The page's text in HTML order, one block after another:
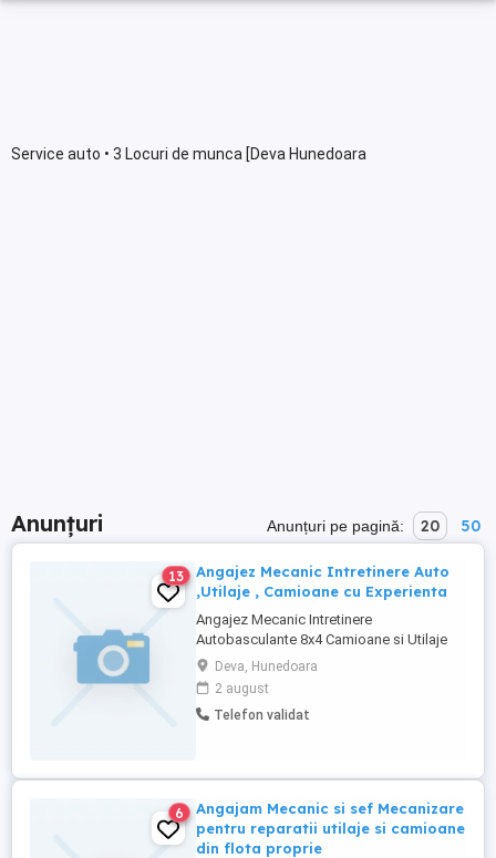
Service auto • 3 Locuri de munca [Deva Hunedoara
Anunțuri Anunțuri pe pagină: 20 50
13
Angajez Mecanic Intretinere Auto
,Utilaje , Camioane cu Experienta
Angajez Mecanic Intretinere
Autobasculante 8x4 Camioane si Utilaje
de Constructii Excavatoare
Buldoexcavatoare cu Experienta in
reparatii si mentenanta la Utilaje . Utilajele
se afla in santier in zona Devei. Salar
informatii ...
Deva, Hunedoara
2 august
Telefon validat
6
Angajam Mecanic si sef Mecanizare
pentru reparatii utilaje si camioane
din flota proprie